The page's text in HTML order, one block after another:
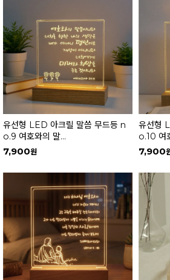
유선형 LED 아크릴 말씀 무드등 n
o.9 여호와의 말...
7,900
유선형
o.10 여
7,900